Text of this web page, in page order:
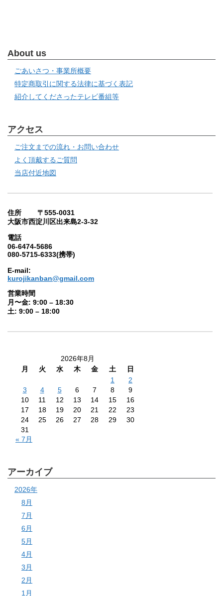
About us
ごあいさつ・事業所概要
特定商取引に関する法律に基づく表記
紹介してくださったテレビ番組等
アクセス
ご注文までの流れ・お問い合わせ
よく頂戴するご質問
当店付近地図
住所 〒555-0031
大阪市西淀川区出来島2-3-32
電話
06-6474-5686
080-5715-6333(携帯)
E-mail:
kurojikanban@gmail.com
営業時間
月〜金: 9:00 – 18:30
土: 9:00 – 18:00
2026年8月
月
火 水 木 金 土
日
1
2
3
4 5 6 7 8
9
10
11 12 13 14 15
16
17
18 19 20 21 22
23
24
25 26 27 28 29
30
31
« 7月
アーカイブ
2026年
8月
7月
6月
5月
4月
3月
2月
1月